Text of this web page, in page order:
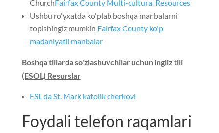
ChurchFairfax County Multi-cultural Resources
Ushbu ro'yxatda ko'plab boshqa manbalarni
topishingiz mumkin Fairfax County ko'p
madaniyatli manbalar
Boshqa tillarda so'zlashuvchilar uchun ingliz tili
(ESOL) Resurslar
ESL da St. Mark katolik cherkovi
Foydali telefon raqamlari